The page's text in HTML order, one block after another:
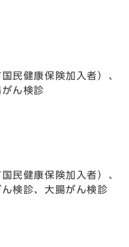
民健康保険加入者）、
ん検診
民健康保険加入者）、
検診、大腸がん検診